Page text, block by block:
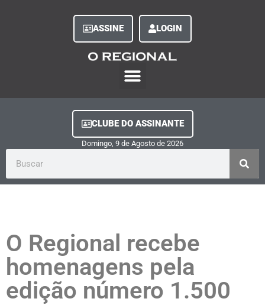
ASSINE LOGIN
CLUBE DO ASSINANTE
Domingo, 9 de Agosto de 2026
O Regional recebe
homenagens pela
edição número 1.500